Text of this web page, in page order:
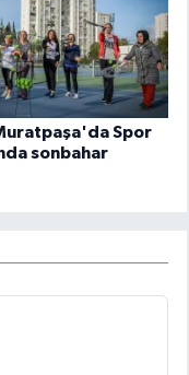
Spor
sonbahar